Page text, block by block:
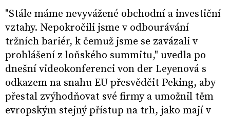
"Stále máme nevyvážené obchodní a investiční
vztahy. Nepokročili jsme v odbourávání
tržních bariér, k čemuž jsme se zavázali v
prohlášení z loňského summitu," uvedla po
dnešní videokonferenci von der Leyenová s
odkazem na snahu EU přesvědčit Peking, aby
přestal zvýhodňovat své firmy a umožnil těm
evropským stejný přístup na trh, jako mají v